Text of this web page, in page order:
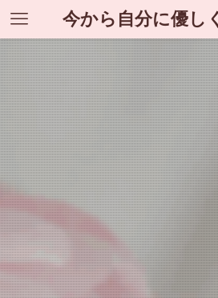
今から自分に優し